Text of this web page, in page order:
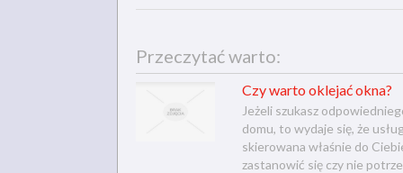
Przeczytać warto:
Czy warto oklejać okna?
Jeżeli szukasz
domu, to wydaje się, że
skierowana właśnie do
zastanowić się czy nie